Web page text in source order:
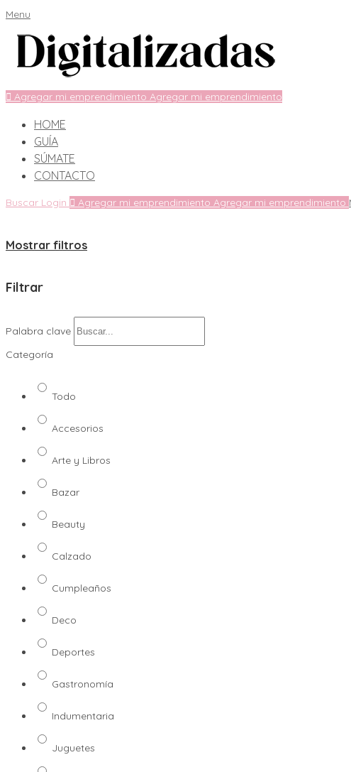
Menu
Agregar mi emprendimiento Agregar mi emprendimiento
HOME
GUÍA
SÚMATE
CONTACTO
Buscar Login Agregar mi emprendimiento Agregar mi emprendimiento
Mostrar filtros
Filtrar
Palabra clave
Categoría
Todo
Accesorios
Arte y Libros
Bazar
Beauty
Calzado
Cumpleaños
Deco
Deportes
Gastronomía
Indumentaria
Juguetes